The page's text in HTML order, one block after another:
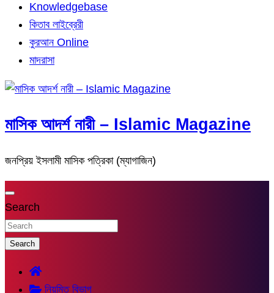
Knowledgebase
কিতাব লাইব্রেরী
কুরআন Online
মাদরাসা
মাসিক আদর্শ নারী – Islamic Magazine
জনপ্রিয় ইসলামী মাসিক পত্রিকা (ম্যাগাজিন)
Search
Search
নিয়মিত বিভাগ